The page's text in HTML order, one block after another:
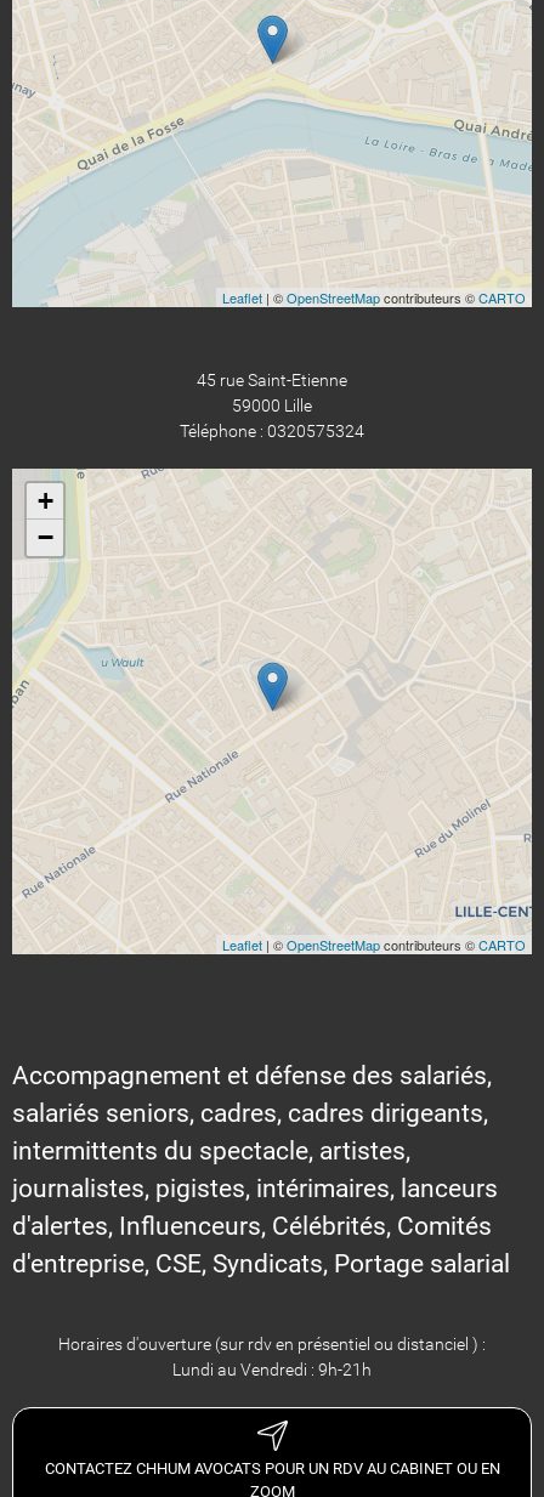
Leaflet | ©OpenStreetMapcontributeurs ©CARTO
45 rue Saint-Etienne
59000 Lille
Téléphone : 0320575324
+
−
Leaflet | ©OpenStreetMapcontributeurs ©CARTO
Accompagnement et défense des salariés,
salariés seniors, cadres, cadres dirigeants,
intermittents du spectacle, artistes,
journalistes, pigistes, intérimaires, lanceurs
d'alertes, Influenceurs, Célébrités, Comités
d'entreprise, CSE, Syndicats, Portage salarial
Horaires d'ouverture (sur rdv en présentiel ou distanciel ) :
Lundi au Vendredi : 9h-21h
CONTACTEZ CHHUM AVOCATS POUR UN RDV AU CABINET OU EN
ZOOM